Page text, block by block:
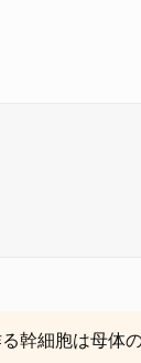
幹細胞は母体